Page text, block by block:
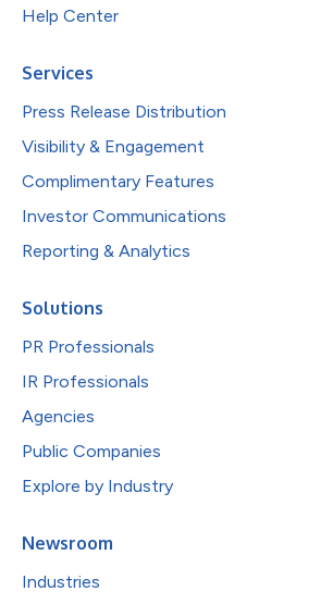
Help Center
Services
Press Release Distribution
Visibility & Engagement
Complimentary Features
Investor Communications
Reporting & Analytics
Solutions
PR Professionals
IR Professionals
Agencies
Public Companies
Explore by Industry
Newsroom
Industries